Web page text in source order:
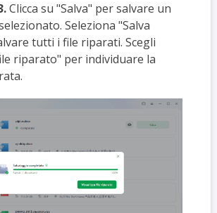
Clicca su "Salva" per salvare un
Seleziona "Salva
tutti i file riparati. Scegli
riparato" per individuare la